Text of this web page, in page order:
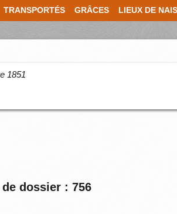
TRANSPORTÉS GRÂCES LIEUX DE
1851
de dossier : 756